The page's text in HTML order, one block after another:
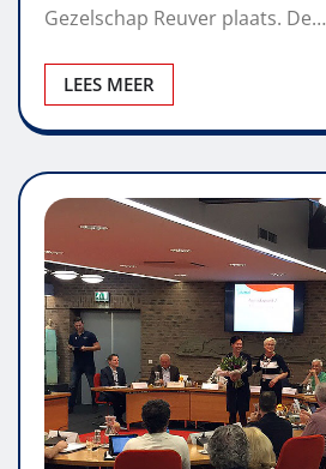
Gezelschap Reuver plaats. De…
LEES MEER